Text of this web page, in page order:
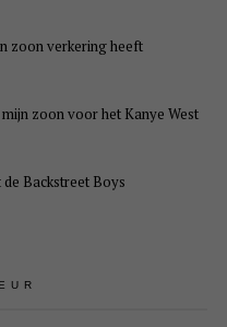
zoon verkering heeft
zoon voor het Kanye West
de Backstreet Boys